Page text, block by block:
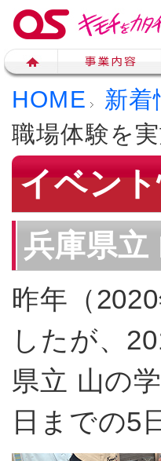
HOME 新着
職場体験を
イベン
兵庫県立
昨年（
したが、
県立 山の
日までの5